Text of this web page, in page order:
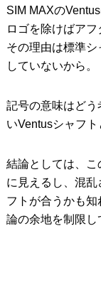
SIM MAXの
ロゴを除けばアフ
その理由は標準
していないから。
記号の意味はど
いVentusシャフ
結論としては、
に見えるし、混
フトが合うかも
論の余地を制限し